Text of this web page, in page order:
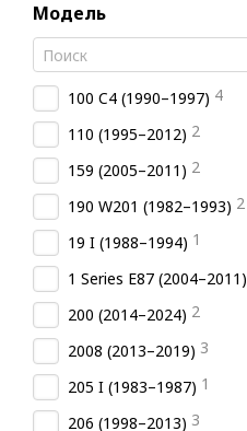
Модель
100 C4 (1990–1997) 4
110 (1995–2012) 2
159 (2005–2011) 2
190 W201 (1982–1993) 2
19 I (1988–1994) 1
1 Series E87 (2004–2011)
200 (2014–2024) 2
2008 (2013–2019) 3
205 I (1983–1987) 1
206 (1998–2013) 3